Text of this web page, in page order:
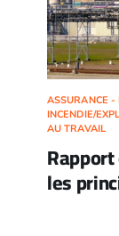
ASSURANCE -
INCENDIE/
AU TRAVAIL
les